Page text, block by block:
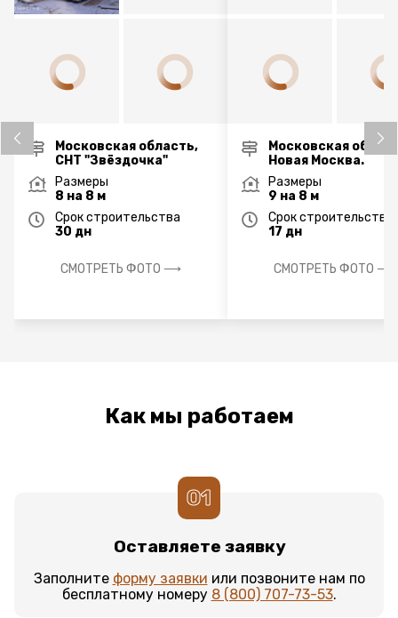
Московская область,
СНТ "Звёздочка"
Размеры
8 на 8 м
Срок строительства
30 дн
СМОТРЕТЬ ФОТО ⟶
Московская
Новая Москва.
Размеры
9 на 8 м
Срок строительства
17 дн
СМОТРЕТЬ ФОТО ⟶
Как мы работаем
01
Оставляете заявку
Заполните форму заявки или позвоните нам по
бесплатному номеру 8 (800) 707-73-53.